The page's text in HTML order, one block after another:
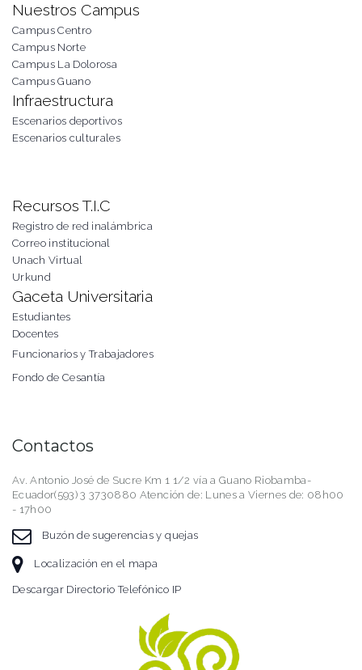
Nuestros Campus
Campus Centro
Campus Norte
Campus La Dolorosa
Campus Guano
Infraestructura
Escenarios deportivos
Escenarios culturales
Recursos T.I.C
Registro de red inalámbrica
Correo institucional
Unach Virtual
Urkund
Gaceta Universitaria
Estudiantes
Docentes
Funcionarios y Trabajadores
Fondo de Cesantía
Contactos
Av. Antonio José de Sucre Km 1 1/2 vía a Guano Riobamba-
Ecuador(593) 3 3730880 Atención de: Lunes a Viernes de: 08h00
- 17h00
Buzón de sugerencias y quejas
Localización en el mapa
Descargar Directorio Telefónico IP